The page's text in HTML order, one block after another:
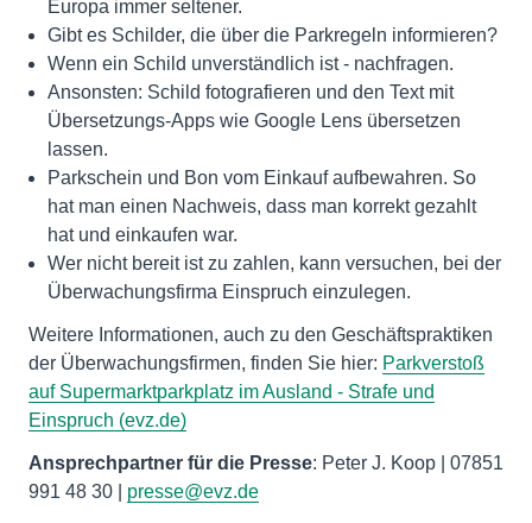
Europa immer seltener.
Gibt es Schilder, die über die Parkregeln informieren?
Wenn ein Schild unverständlich ist - nachfragen.
Ansonsten: Schild fotografieren und den Text mit
Übersetzungs-Apps wie Google Lens übersetzen
lassen.
Parkschein und Bon vom Einkauf aufbewahren. So
hat man einen Nachweis, dass man korrekt gezahlt
hat und einkaufen war.
Wer nicht bereit ist zu zahlen, kann versuchen, bei der
Überwachungsfirma Einspruch einzulegen.
Weitere Informationen, auch zu den Geschäftspraktiken
der Überwachungsfirmen, finden Sie hier: Parkverstoß
auf Supermarktparkplatz im Ausland - Strafe und
Einspruch (evz.de)
Ansprechpartner für die Presse: Peter J. Koop | 07851
991 48 30 | presse@evz.de